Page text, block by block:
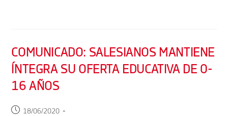
COMUNICADO: SALESIANOS MANTIENE
ÍNTEGRA SU OFERTA EDUCATIVA DE 0-
16 AÑOS
Publicación
18/06/2020